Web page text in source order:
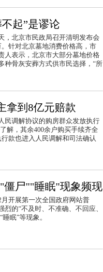
起”是谬论
，北京市民政局召开清明发布会
针对北京墓地消费价格高，市
人表示，北京市大部分墓地价格
种骨灰安葬方式供市民选择，“所
拿到8亿元赔款
民调解协议的购房群众发放执行
解，其余400余户购买手续齐全
款也进入人民调解和司法确认
僵尸""睡眠"现象频现
开展第一次全国政府网站普
的“不及时、不准确、不回应、
眠”等现象。